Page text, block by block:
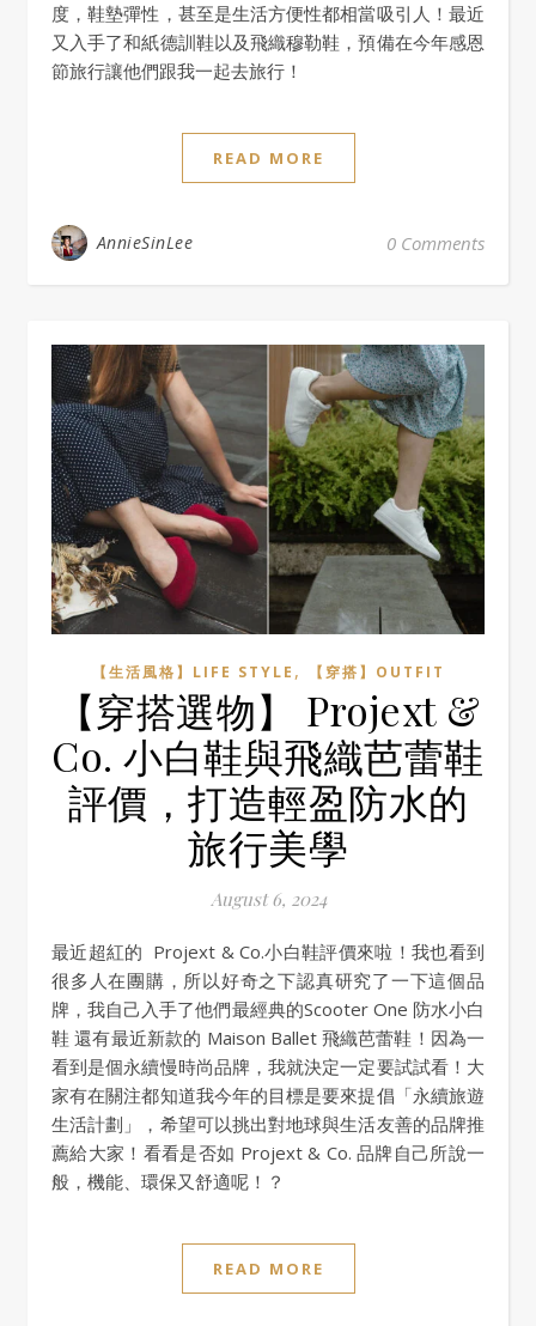
度，鞋墊彈性，甚至是生活方便性都相當吸引人！最近
又入手了和紙德訓鞋以及飛織穆勒鞋，預備在今年感恩
節旅行讓他們跟我一起去旅行！
READ MORE
AnnieSinLee 0 Comments
【生活風格】LIFE STYLE , 【穿搭】OUTFIT
【穿搭選物】 Projext &
Co. 小白鞋與飛織芭蕾鞋
評價，打造輕盈防水的
旅行美學
August 6, 2024
最近超紅的 Projext & Co.小白鞋評價來啦！我也看到
很多人在團購，所以好奇之下認真研究了一下這個品
牌，我自己入手了他們最經典的Scooter One 防水小白
鞋 還有最近新款的 Maison Ballet 飛織芭蕾鞋！因為一
看到是個永續慢時尚品牌，我就決定一定要試試看！大
家有在關注都知道我今年的目標是要來提倡「永續旅遊
生活計劃」，希望可以挑出對地球與生活友善的品牌推
薦給大家！看看是否如 Projext & Co. 品牌自己所說一
般，機能、環保又舒適呢！？
READ MORE